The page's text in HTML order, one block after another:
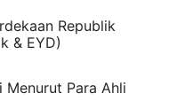
Republik
& EYD)
Para Ahli